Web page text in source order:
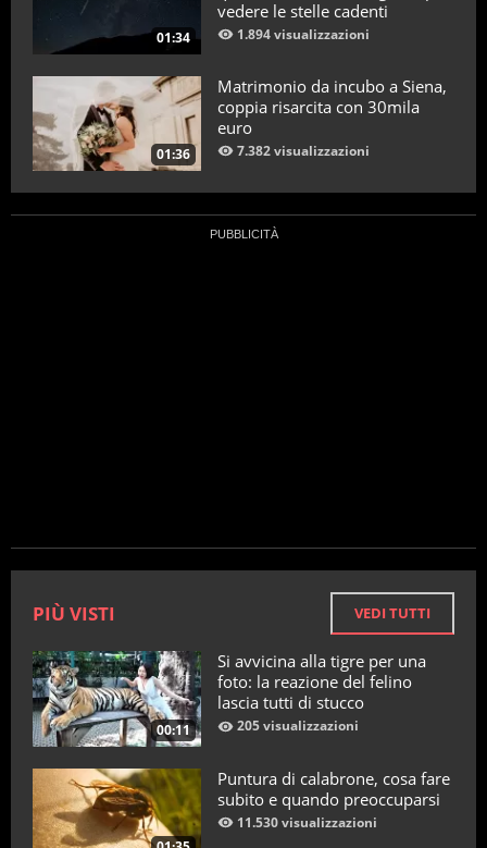
01:34
vedere le stelle cadenti
1.894 visualizzazioni
01:36
Matrimonio da incubo a Siena,
coppia risarcita con 30mila
euro
7.382 visualizzazioni
PIÙ VISTI VEDI TUTTI
00:11
Si avvicina alla tigre per una
foto: la reazione del felino
lascia tutti di stucco
205 visualizzazioni
Puntura di calabrone, cosa fare
subito e quando preoccuparsi
11.530 visualizzazioni